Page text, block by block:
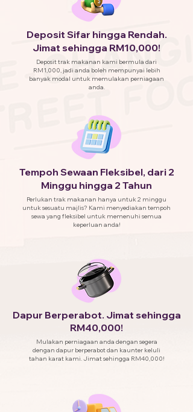
Deposit Sifar hingga Rendah.
Jimat sehingga RM10,000!
Deposit trak makanan kami bermula dari
RM1,000, jadi anda boleh mempunyai lebih
banyak modal untuk memulakan perniagaan
anda.
Tempoh Sewaan Fleksibel, dari 2
Minggu hingga 2 Tahun
Perlukan trak makanan hanya untuk 2 minggu
untuk sesuatu majlis? Kami menyediakan tempoh
sewa yang fleksibel untuk memenuhi semua
keperluan anda!
Dapur Berperabot. Jimat sehingga
RM40,000!
Mulakan perniagaan anda dengan segera
dengan dapur berperabot dan kaunter keluli
tahan karat kami. Jimat sehingga RM40,000!